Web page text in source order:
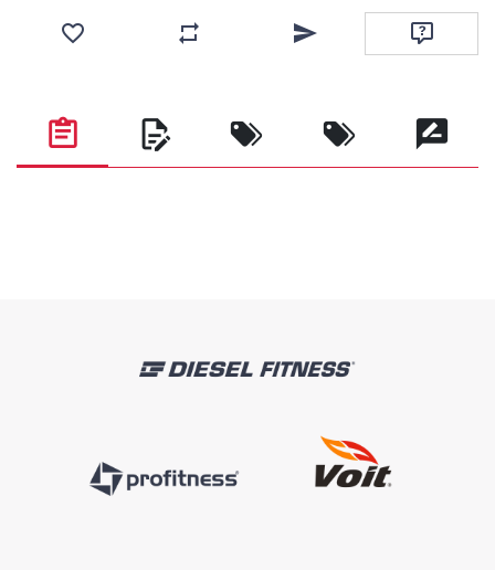
Add to wishlist Add to compare listEmail a friend Ask